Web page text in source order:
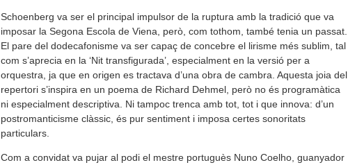
Schoenberg va ser el principal impulsor de la ruptura amb la tradició que va
imposar la Segona Escola de Viena, però, com tothom, també tenia un passat.
El pare del dodecafonisme va ser capaç de concebre el lirisme més sublim, tal
com s’aprecia en la ‘Nit transfigurada’, especialment en la versió per a
orquestra, ja que en origen es tractava d’una obra de cambra. Aquesta joia del
repertori s’inspira en un poema de Richard Dehmel, però no és programàtica
ni especialment descriptiva. Ni tampoc trenca amb tot, tot i que innova: d’un
postromanticisme clàssic, és pur sentiment i imposa certes sonoritats
particulars.
Com a convidat va pujar al podi el mestre portuguès Nuno Coelho, guanyador